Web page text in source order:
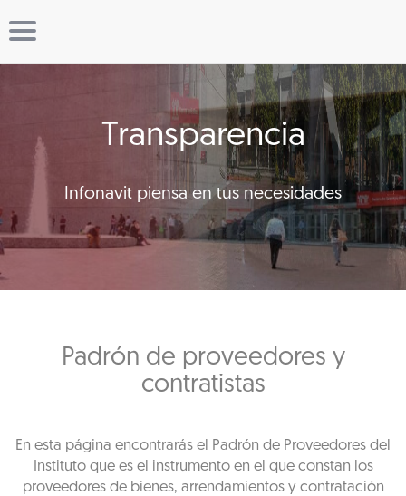
Transparencia
Infonavit piensa en tus necesidades
Padrón de proveedores y
contratistas
En esta página encontrarás el Padrón de Proveedores del
Instituto que es el instrumento en el que constan los
proveedores de bienes, arrendamientos y contratación